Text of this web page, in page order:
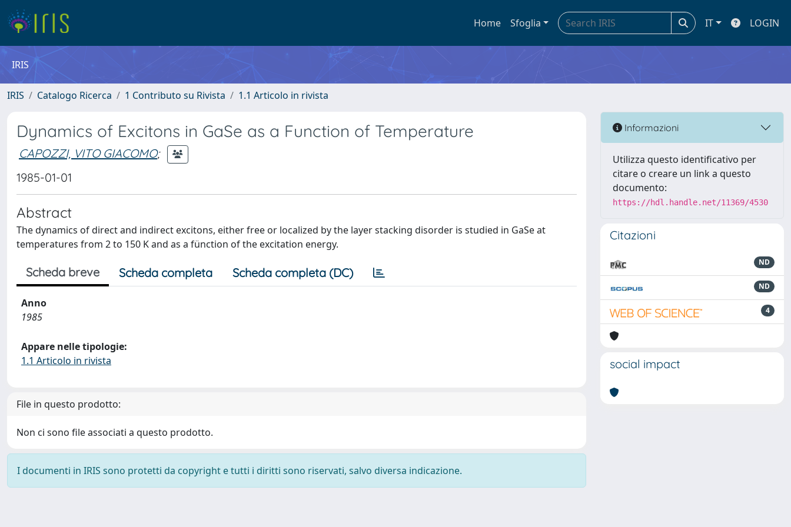
Home Sfoglia IT LOGIN
IRIS
IRIS Catalogo Ricerca 1 Contributo su Rivista 1.1 Articolo in rivista
Dynamics of Excitons in GaSe as a Function of Temperature
CAPOZZI, VITO GIACOMO;
1985-01-01
Abstract
The dynamics of direct and indirect excitons, either free or localized by the layer stacking disorder is studied in GaSe at
temperatures from 2 to 150 K and as a fünction of the excitation energy.
Scheda breve Scheda completa Scheda completa (DC)
Anno
1985
Appare nelle tipologie:
1.1 Articolo in rivista
File in questo prodotto:
Non ci sono file associati a questo prodotto.
I documenti in IRIS sono protetti da copyright e tutti i diritti sono riservati, salvo diversa indicazione.
Informazioni
Utilizza questo identificativo per
citare o creare un link a questo
documento:
https://hdl.handle.net/11369/4530
Citazioni
ND
ND
4
social impact